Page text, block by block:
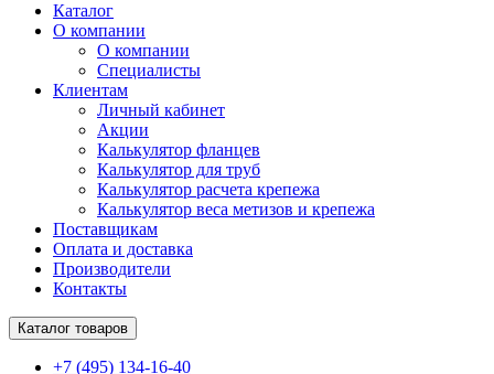
Каталог
О компании
О компании
Специалисты
Клиентам
Личный кабинет
Акции
Калькулятор фланцев
Калькулятор для труб
Калькулятор расчета крепежа
Калькулятор веса метизов и крепежа
Поставщикам
Оплата и доставка
Производители
Контакты
Каталог товаров
+7 (495) 134-16-40